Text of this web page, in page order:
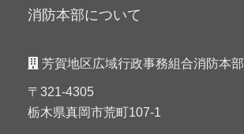
消防本部について
芳賀地区広域行政事務組合消防本部
〒321-4305
栃木県真岡市荒町107-1